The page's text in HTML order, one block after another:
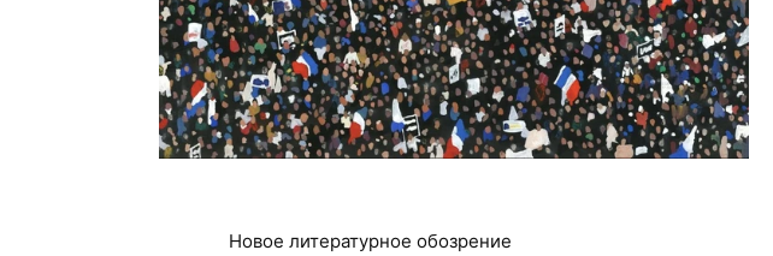
Новое литературное обозрение